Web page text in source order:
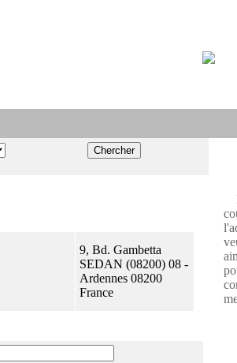
9, Bd. Gambetta
SEDAN (08200) 08 -
Ardennes 08200
France